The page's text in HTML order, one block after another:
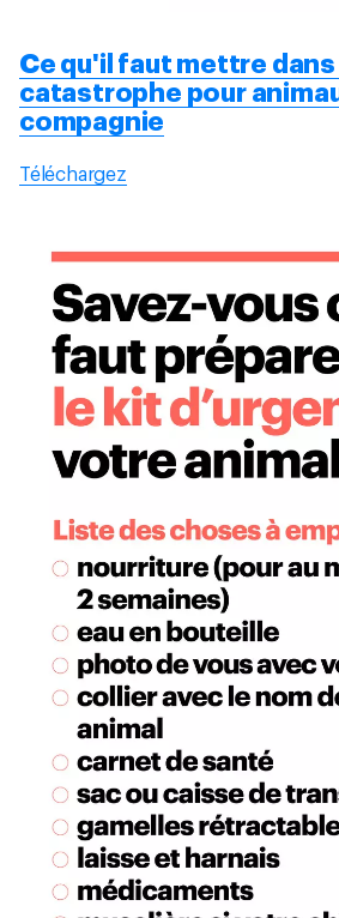
Ce qu'il faut mettre dans
catastrophe pour
compagnie
Téléchargez